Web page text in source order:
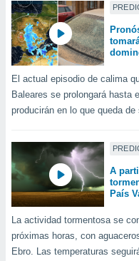
o acceder
datos
perfiles
utilizar
crear un
uso de
la
contenido
medir el
el
del
El actual episodio de calima
Baleares se prolongará hasta
producirán en lo que queda
A
País
La actividad tormentosa se
próximas horas, con
Ebro. Las temperaturas